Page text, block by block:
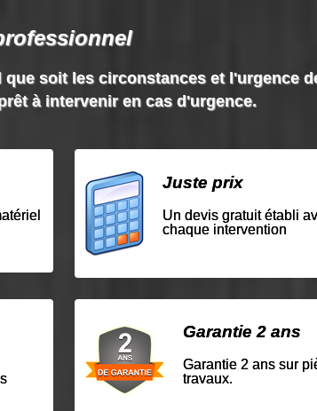
soit les circonstances et l'urgence
à intervenir en cas d'urgence.
Juste prix
Un devis gratuit établi
chaque intervention
Garantie 2 ans
Garantie 2 ans sur
travaux.